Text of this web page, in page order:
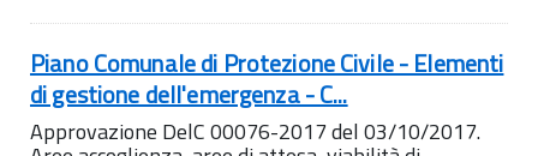
Piano Comunale di Protezione Civile - Elementi
di gestione dell'emergenza - C...
Approvazione DelC 00076-2017 del 03/10/2017.